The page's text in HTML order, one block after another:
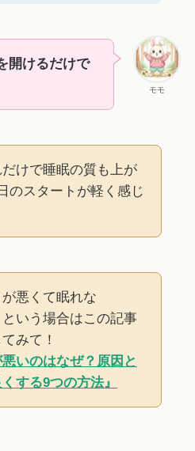
モモ
開けるだけで
だけで睡眠の質も上が
のスタートが軽く感じ
悪くて眠れな
いう場合はこの記事
みて！
悪いのはなぜ？原因と
する9つの方法』